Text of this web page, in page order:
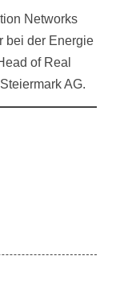
Networks
bei der Energie
of Real
AG.